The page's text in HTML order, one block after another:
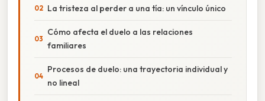
La tristeza al perder a una tía: un vínculo único
Cómo afecta el duelo a las relaciones
familiares
Procesos de duelo: una trayectoria individual y
no lineal